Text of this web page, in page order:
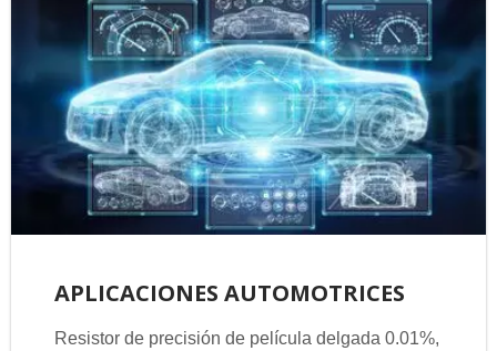
APLICACIONES AUTOMOTRICES
Resistor de precisión de película delgada 0.01%,